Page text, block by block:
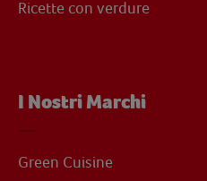
Ricette con verdure
I Nostri Marchi
Green Cuisine